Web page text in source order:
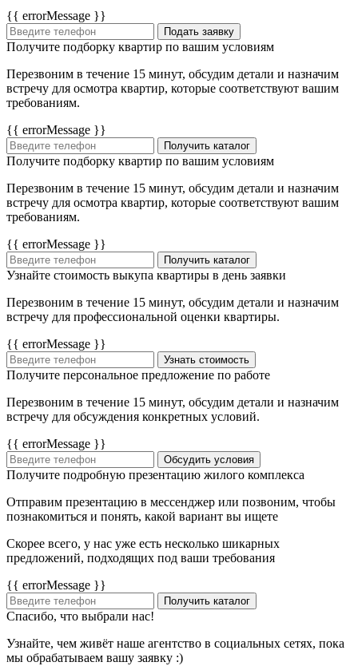
{{ errorMessage }}
Подать заявку
Получите подборку квартир по вашим условиям
Перезвоним в течение 15 минут, обсудим детали и назначим
встречу для осмотра квартир, которые соответствуют вашим
требованиям.
{{ errorMessage }}
Получить каталог
Получите подборку квартир по вашим условиям
Перезвоним в течение 15 минут, обсудим детали и назначим
встречу для осмотра квартир, которые соответствуют вашим
требованиям.
{{ errorMessage }}
Получить каталог
Узнайте стоимость выкупа квартиры в день заявки
Перезвоним в течение 15 минут, обсудим детали и назначим
встречу для профессиональной оценки квартиры.
{{ errorMessage }}
Узнать стоимость
Получите персональное предложение по работе
Перезвоним в течение 15 минут, обсудим детали и назначим
встречу для обсуждения конкретных условий.
{{ errorMessage }}
Обсудить условия
Получите подробную презентацию жилого комплекса
Отправим презентацию в мессенджер или позвоним, чтобы
познакомиться и понять, какой вариант вы ищете
Скорее всего, у нас уже есть несколько шикарных
предложений, подходящих под ваши требования
{{ errorMessage }}
Получить каталог
Спасибо, что выбрали нас!
Узнайте, чем живёт наше агентство в социальных сетях, пока
мы обрабатываем вашу заявку :)